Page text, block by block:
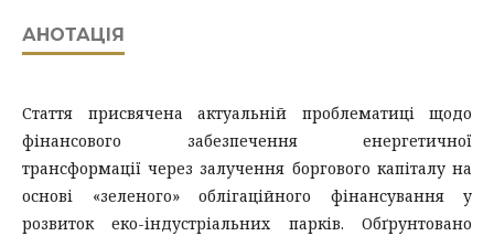
АНОТАЦІЯ
Стаття присвячена актуальній проблематиці щодо
фінансового забезпечення енергетичної
трансформації через залучення боргового капіталу на
основі «зеленого» облігаційного фінансування у
розвиток еко-індустріальних парків. Обґрунтовано